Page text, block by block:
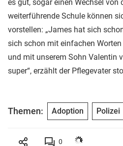
es gut, sogar einen Wechsel von
weiterführende Schule können
vorstellen: „James hat sich
sich schon mit einfachen
und mit unserem Sohn Valentin
super“, erzählt der Pflegevater
Themen: Adoption Polizei
0